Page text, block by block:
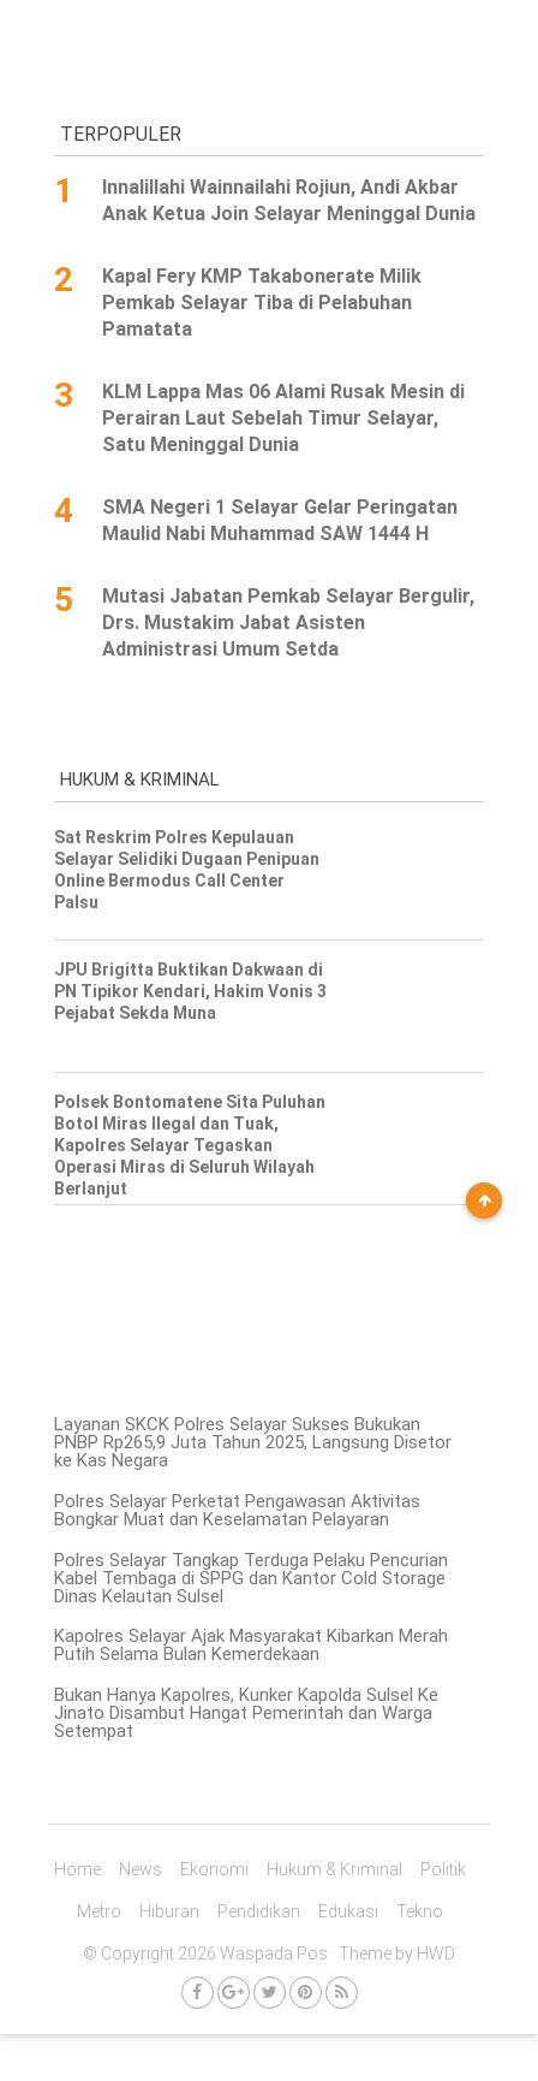
TERPOPULER
1
Innalillahi Wainnailahi Rojiun, Andi Akbar
Anak Ketua Join Selayar Meninggal Dunia
2
Kapal Fery KMP Takabonerate Milik
Pemkab Selayar Tiba di Pelabuhan
Pamatata
3
KLM Lappa Mas 06 Alami Rusak Mesin di
Perairan Laut Sebelah Timur Selayar,
Satu Meninggal Dunia
4
SMA Negeri 1 Selayar Gelar Peringatan
Maulid Nabi Muhammad SAW 1444 H
5
Mutasi Jabatan Pemkab Selayar Bergulir,
Drs. Mustakim Jabat Asisten
Administrasi Umum Setda
HUKUM & KRIMINAL
Sat Reskrim Polres Kepulauan
Selayar Selidiki Dugaan Penipuan
Online Bermodus Call Center
Palsu
JPU Brigitta Buktikan Dakwaan di
PN Tipikor Kendari, Hakim Vonis 3
Pejabat Sekda Muna
Polsek Bontomatene Sita Puluhan
Botol Miras Ilegal dan Tuak,
Kapolres Selayar Tegaskan
Operasi Miras di Seluruh Wilayah
Berlanjut
Layanan SKCK Polres Selayar Sukses Bukukan
PNBP Rp265,9 Juta Tahun 2025, Langsung Disetor
ke Kas Negara
Polres Selayar Perketat Pengawasan Aktivitas
Bongkar Muat dan Keselamatan Pelayaran
Polres Selayar Tangkap Terduga Pelaku Pencurian
Kabel Tembaga di SPPG dan Kantor Cold Storage
Dinas Kelautan Sulsel
Kapolres Selayar Ajak Masyarakat Kibarkan Merah
Putih Selama Bulan Kemerdekaan
Bukan Hanya Kapolres, Kunker Kapolda Sulsel Ke
Jinato Disambut Hangat Pemerintah dan Warga
Setempat
Home News Ekonomi Hukum & Kriminal Politik
Metro Hiburan Pendidikan Edukasi Tekno
© Copyright 2026 Waspada Pos · Theme by HWD